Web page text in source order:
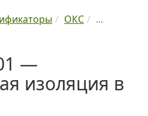
ОКС
...
—
изоляция в